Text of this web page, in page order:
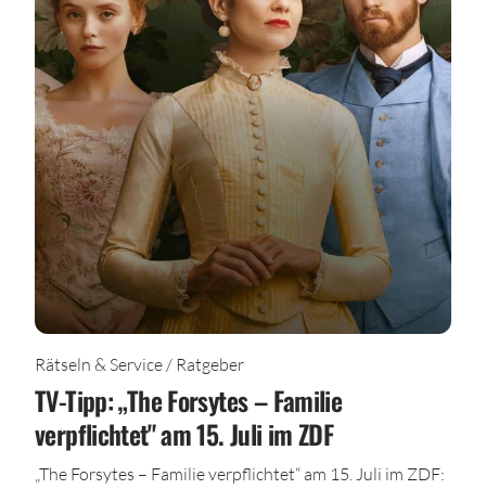
Rätseln & Service / Ratgeber
TV-Tipp: „The Forsytes – Familie
verpflichtet" am 15. Juli im ZDF
„The Forsytes – Familie verpflichtet“ am 15. Juli im ZDF: